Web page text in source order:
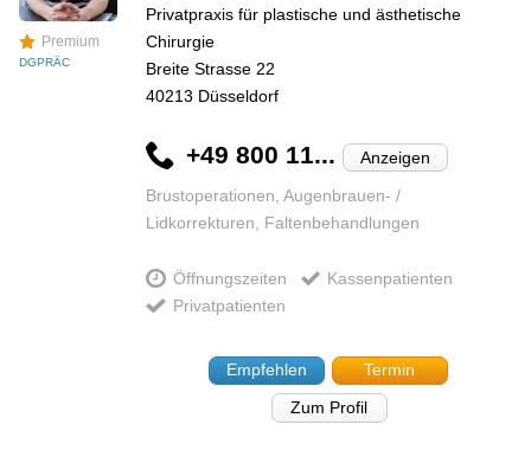
Premium
DGPRÄC
Privatpraxis für plastische und ästhetische
Chirurgie
Breite Strasse 22
40213 Düsseldorf
+49 800 11... Anzeigen
Brustoperationen, Augenbrauen- /
Lidkorrekturen, Faltenbehandlungen
Öffnungszeiten
Kassenpatienten
Privatpatienten
Empfehlen
Termin
Zum Profil